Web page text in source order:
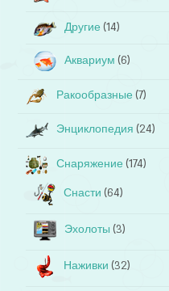
Другие (14)
Аквариум (6)
Ракообразные (7)
Энциклопедия (24)
Снаряжение (174)
Снасти (64)
Эхолоты (3)
Наживки (32)